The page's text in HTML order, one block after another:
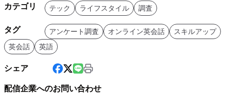
カテゴリ テック ライフスタイル 調査
タグ アンケート調査 オンライン英会話
スキルアップ
英会話
英語
シェア
配信企業へのお問い合わせ